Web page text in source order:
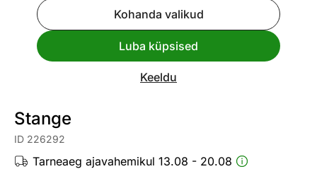
Kohanda valikud
Luba küpsised
Keeldu
Vaata sarnaseid
Stange
ID 226292
Tarneaeg ajavahemikul 13.08 - 20.08